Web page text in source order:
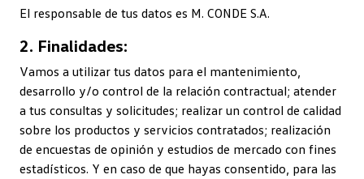
El responsable de tus datos es M. CONDE S.A.
2. Finalidades:
Vamos a utilizar tus datos para el mantenimiento,
desarrollo y/o control de la relación contractual; atender
a tus consultas y solicitudes; realizar un control de calidad
sobre los productos y servicios contratados; realización
de encuestas de opinión y estudios de mercado con fines
estadísticos. Y en caso de que hayas consentido, para las